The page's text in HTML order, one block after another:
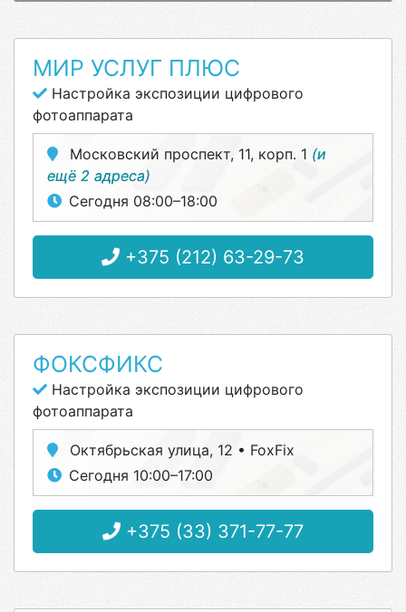
МИР УСЛУГ ПЛЮС
Настройка экспозиции цифрового
фотоаппарата
Московский проспект, 11, корп. 1 (и
ещё 2 адреса)
Сегодня 08:00–18:00
+375 (212) 63-29-73
ФОКСФИКС
Настройка экспозиции цифрового
фотоаппарата
Октябрьская улица, 12 • FoxFix
Сегодня 10:00–17:00
+375 (33) 371-77-77